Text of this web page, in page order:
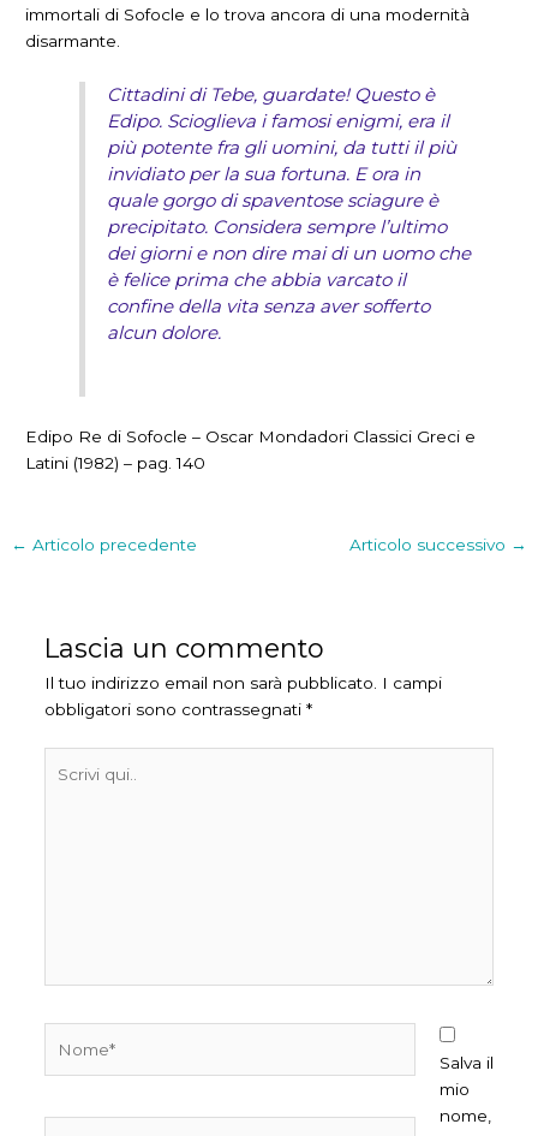
immortali di Sofocle e lo trova ancora di una modernità
disarmante.
Cittadini di Tebe, guardate! Questo è
Edipo. Scioglieva i famosi enigmi, era il
più potente fra gli uomini, da tutti il più
invidiato per la sua fortuna. E ora in
quale gorgo di spaventose sciagure è
precipitato. Considera sempre l’ultimo
dei giorni e non dire mai di un uomo che
è felice prima che abbia varcato il
confine della vita senza aver sofferto
alcun dolore.
Edipo Re di Sofocle – Oscar Mondadori Classici Greci e
Latini (1982) – pag. 140
← Articolo precedente Articolo successivo →
Lascia un commento
Il tuo indirizzo email non sarà pubblicato.
I campi
obbligatori sono contrassegnati *
qui..
Salva il
mio
nome,